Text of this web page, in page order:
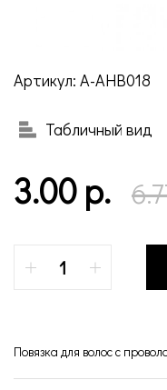
Артикул: A-AHB018
Табличный вид
3.00 р.
Повязка для волос с